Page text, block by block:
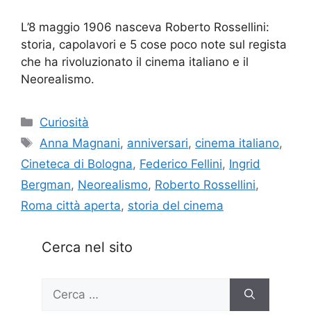
L’8 maggio 1906 nasceva Roberto Rossellini:
storia, capolavori e 5 cose poco note sul regista
che ha rivoluzionato il cinema italiano e il
Neorealismo.
Categorie
Curiosità
Tag
Anna Magnani, anniversari, cinema italiano,
Cineteca di Bologna, Federico Fellini, Ingrid
Bergman, Neorealismo, Roberto Rossellini,
Roma città aperta, storia del cinema
Cerca nel sito
Ricerca